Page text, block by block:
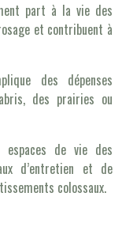
part à la vie des
et contribuent à
des dépenses
des prairies ou
espaces de vie des
d’entretien et de
colossaux.